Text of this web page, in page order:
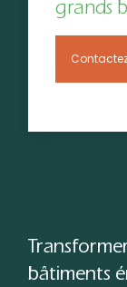
grands
bâtiments